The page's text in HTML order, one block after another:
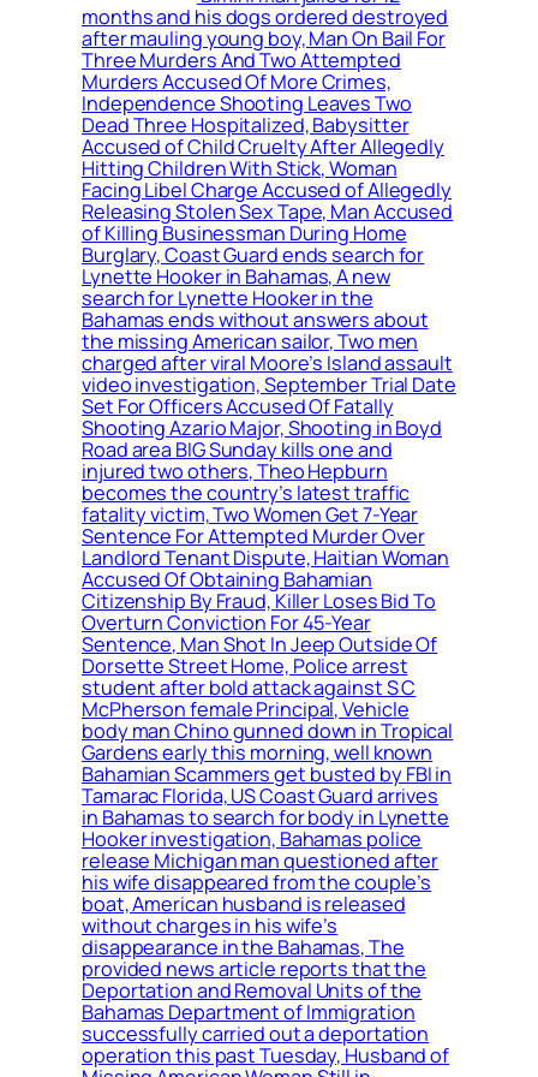
months and his dogs ordered destroyed
after mauling young boy, Man On Bail For
Three Murders And Two Attempted
Murders Accused Of More Crimes,
Independence Shooting Leaves Two
Dead Three Hospitalized, Babysitter
Accused of Child Cruelty After Allegedly
Hitting Children With Stick, Woman
Facing Libel Charge Accused of Allegedly
Releasing Stolen Sex Tape, Man Accused
of Killing Businessman During Home
Burglary, Coast Guard ends search for
Lynette Hooker in Bahamas, A new
search for Lynette Hooker in the
Bahamas ends without answers about
the missing American sailor, Two men
charged after viral Moore’s Island assault
video investigation, September Trial Date
Set For Officers Accused Of Fatally
Shooting Azario Major, Shooting in Boyd
Road area BIG Sunday kills one and
injured two others, Theo Hepburn
becomes the country’s latest traffic
fatality victim, Two Women Get 7-Year
Sentence For Attempted Murder Over
Landlord Tenant Dispute, Haitian Woman
Accused Of Obtaining Bahamian
Citizenship By Fraud, Killer Loses Bid To
Overturn Conviction For 45-Year
Sentence, Man Shot In Jeep Outside Of
Dorsette Street Home, Police arrest
student after bold attack against S C
McPherson female Principal, Vehicle
body man Chino gunned down in Tropical
Gardens early this morning, well known
Bahamian Scammers get busted by FBI in
Tamarac Florida, US Coast Guard arrives
in Bahamas to search for body in Lynette
Hooker investigation, Bahamas police
release Michigan man questioned after
his wife disappeared from the couple’s
boat, American husband is released
without charges in his wife’s
disappearance in the Bahamas, The
provided news article reports that the
Deportation and Removal Units of the
Bahamas Department of Immigration
successfully carried out a deportation
operation this past Tuesday, Husband of